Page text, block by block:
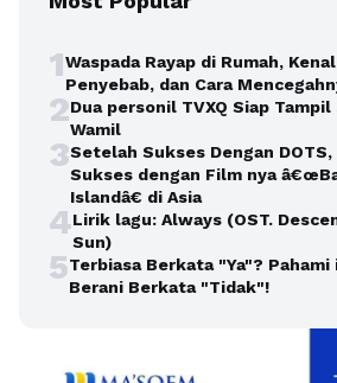
1Waspada Rayap di Rumah,
Penyebab, dan Cara
2Dua personil TVXQ Siap
Wamil
3Setelah Sukses Dengan
Sukses dengan Film nya
Islandâ€ di Asia
4Lirik lagu: Always (OST.
Sun)
5Terbiasa Berkata "Ya"? Pahami
Berani Berkata "Tidak"!